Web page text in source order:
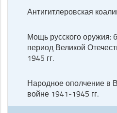
Антигитлеровская
Мощь русского оружия:
период Великой
1945 гг.
Народное ополчение в
войне 1941-1945 гг.